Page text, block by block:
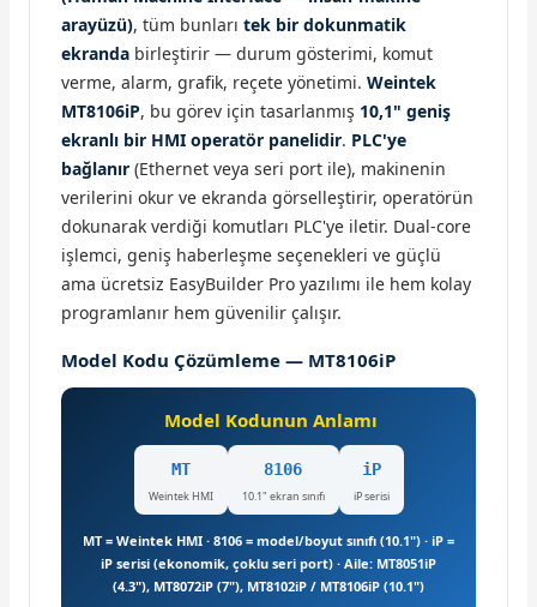
arayüzü), tüm bunları tek bir dokunmatik
ekranda birleştirir — durum gösterimi, komut
verme, alarm, grafik, reçete yönetimi. Weintek
MT8106iP, bu görev için tasarlanmış 10,1" geniş
ekranlı bir HMI operatör panelidir. PLC'ye
bağlanır (Ethernet veya seri port ile), makinenin
verilerini okur ve ekranda görselleştirir, operatörün
dokunarak verdiği komutları PLC'ye iletir. Dual-core
işlemci, geniş haberleşme seçenekleri ve güçlü
ama ücretsiz EasyBuilder Pro yazılımı ile hem kolay
programlanır hem güvenilir çalışır.
Model Kodu Çözümleme — MT8106iP
Model Kodunun Anlamı
MT
Weintek HMI
8106
10.1" ekran sınıfı
iP
iP serisi
MT = Weintek HMI · 8106 = model/boyut sınıfı (10.1") · iP =
iP serisi (ekonomik, çoklu seri port) · Aile: MT8051iP
(4.3"), MT8072iP (7"), MT8102iP / MT8106iP (10.1")